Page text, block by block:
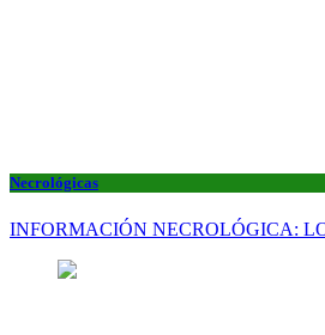
Necrológicas
INFORMACIÓN NECROLÓGICA: